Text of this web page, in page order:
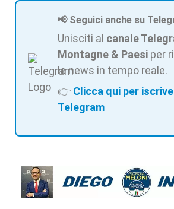
📢 Seguici anche su
Unisciti al canale
Montagne & Paesi per
le news in tempo reale.
👉 Clicca qui per
Telegram